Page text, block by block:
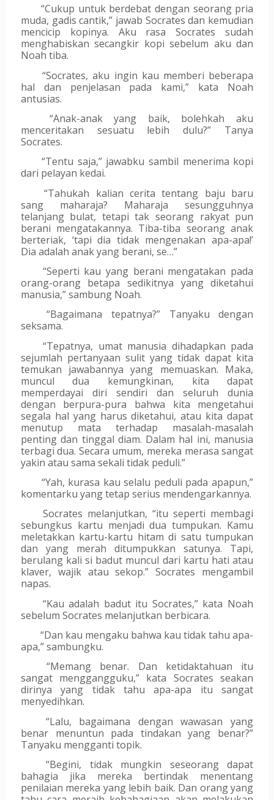
“Cukup untuk berdebat dengan seorang pria
muda, gadis cantik,” jawab Socrates dan kemudian
mencicip kopinya. Aku rasa Socrates sudah
menghabiskan secangkir kopi sebelum aku dan
Noah tiba.
“Socrates, aku ingin kau memberi beberapa
hal dan penjelasan pada kami,” kata Noah
antusias.
“Anak-anak yang baik, bolehkah aku
menceritakan sesuatu lebih dulu?” Tanya
Socrates.
“Tentu saja,” jawabku sambil menerima kopi
dari pelayan kedai.
“Tahukah kalian cerita tentang baju baru
sang maharaja? Maharaja sesungguhnya
telanjang bulat, tetapi tak seorang rakyat pun
berani mengatakannya. Tiba-tiba seorang anak
berteriak, ‘tapi dia tidak mengenakan apa-apa!’
Dia adalah anak yang berani, se…”
“Seperti kau yang berani mengatakan pada
orang-orang betapa sedikitnya yang diketahui
manusia,” sambung Noah.
“Bagaimana tepatnya?” Tanyaku dengan
seksama.
“Tepatnya, umat manusia dihadapkan pada
sejumlah pertanyaan sulit yang tidak dapat kita
temukan jawabannya yang memuaskan. Maka,
muncul dua kemungkinan, kita dapat
memperdayai diri sendiri dan seluruh dunia
dengan berpura-pura bahwa kita mengetahui
segala hal yang harus diketahui, atau kita dapat
menutup mata terhadap masalah-masalah
penting dan tinggal diam. Dalam hal ini, manusia
terbagi dua. Secara umum, mereka merasa sangat
yakin atau sama sekali tidak peduli.”
“Yah, kurasa kau selalu peduli pada apapun,”
komentarku yang tetap serius mendengarkannya.
Socrates melanjutkan, “itu seperti membagi
sebungkus kartu menjadi dua tumpukan. Kamu
meletakkan kartu-kartu hitam di satu tumpukan
dan yang merah ditumpukkan satunya. Tapi,
berulang kali si badut muncul dari kartu hati atau
klaver, wajik atau sekop.” Socrates mengambil
napas.
“Kau adalah badut itu Socrates,” kata Noah
sebelum Socrates melanjutkan berbicara.
“Dan kau mengaku bahwa kau tidak tahu apa-
apa,” sambungku.
“Memang benar. Dan ketidaktahuan itu
sangat menggangguku,” kata Socrates seakan
dirinya yang tidak tahu apa-apa itu sangat
menyedihkan.
“Lalu, bagaimana dengan wawasan yang
benar menuntun pada tindakan yang benar?”
Tanyaku mengganti topik.
“Begini, tidak mungkin seseorang dapat
bahagia jika mereka bertindak menentang
penilaian mereka yang lebih baik. Dan orang yang